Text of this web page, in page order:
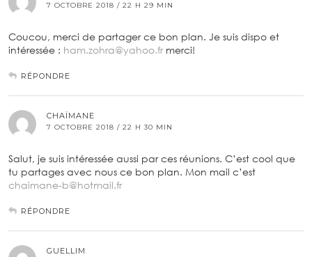
7 OCTOBRE 2018 / 22 H 29 MIN
Coucou, merci de partager ce bon plan. Je suis dispo et
intéressée : ham.zohra@yahoo.fr merci!
RÉPONDRE
CHAÏMANE
7 OCTOBRE 2018 / 22 H 30 MIN
Salut, je suis intéressée aussi par ces réunions. C’est cool que
tu partages avec nous ce bon plan. Mon mail c’est
chaimane-b@hotmail.fr
RÉPONDRE
GUELLIM